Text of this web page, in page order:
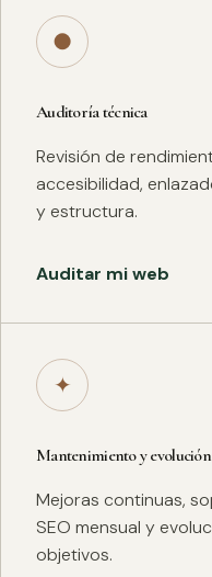
●
Auditoría técnica
Revisión de
accesibilidad,
y estructura.
Auditar mi web
✦
Mantenimiento y evolución
Mejoras continuas,
SEO mensual y
objetivos.